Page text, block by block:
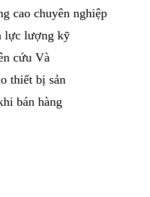
cao chuyên nghiệp
lực lượng kỹ
cứu Và
thiết bị sản
bán hàng